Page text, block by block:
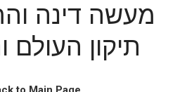
מעשה דינה
תיקון העולם